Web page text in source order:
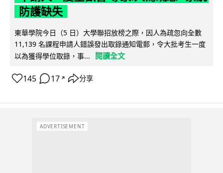
防護缺失
東華學院今日（5 日）大學聯招放榜之際，因人為疏忽向全數
11,139 名課程申請人錯誤發出取錄通知電郵，令大批考生一度
以為獲得學位取錄，事...
閱讀全文
145 17 ↗ 分享
ADVERTISEMENT